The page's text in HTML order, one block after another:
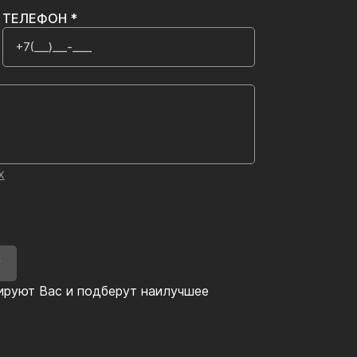
Вас и подберут наилучшее
ТЕЛЕФОН *